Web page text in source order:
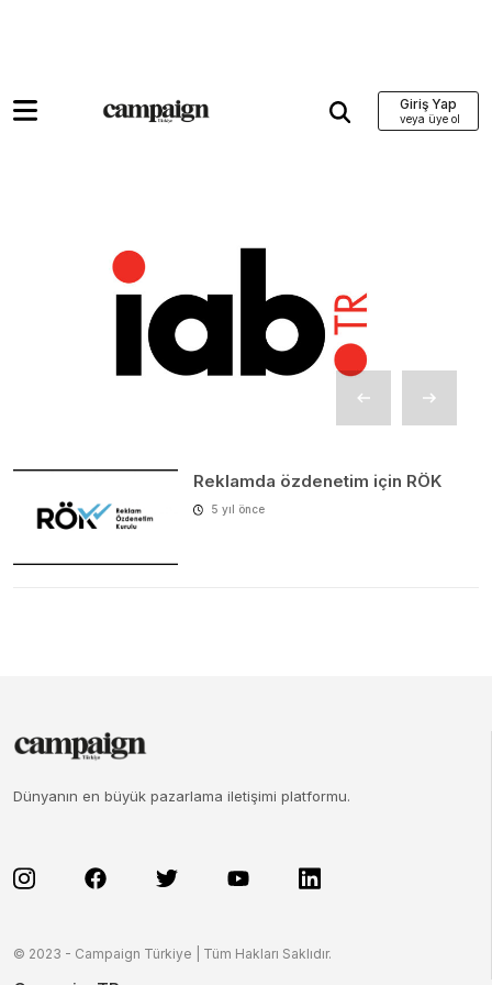
Giriş Yap
Reklamda özdenetim için RÖK
5 yıl önce
Dünyanın en büyük pazarlama iletişimi platformu.
© 2023 - Campaign Türkiye | Tüm Hakları Saklıdır.